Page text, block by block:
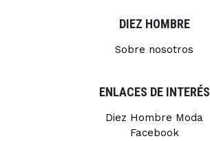
DIEZ HOMBRE
Sobre nosotros
ENLACES DE INTERÉS
Diez Hombre Moda
Facebook